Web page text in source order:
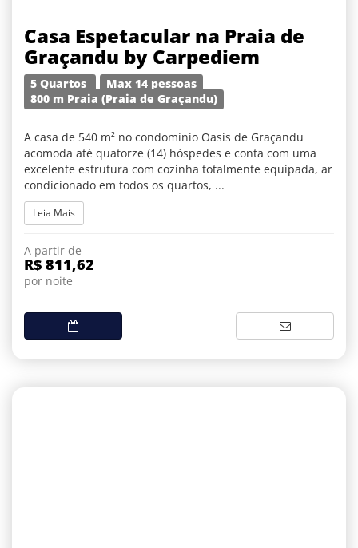
Casa Espetacular na Praia de
Graçandu by Carpediem
5 Quartos
Max 14 pessoas
800 m Praia (Praia de Graçandu)
A casa de 540 m² no condomínio Oasis de Graçandu
acomoda até quatorze (14) hóspedes e conta com uma
excelente estrutura com cozinha totalmente equipada, ar
condicionado em todos os quartos, ...
Leia Mais
A partir de
R$ 811,62
por noite